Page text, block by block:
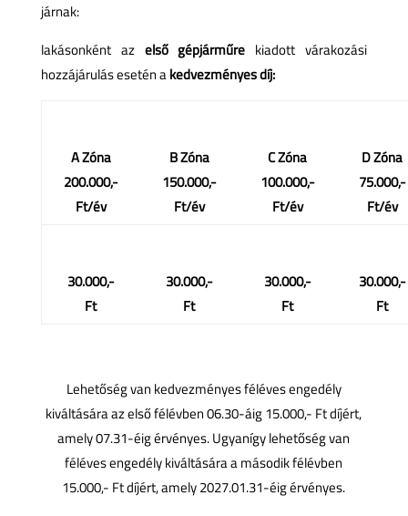
járnak:
lakásonként az első gépjárműre kiadott várakozási
hozzájárulás esetén akedvezményes díj:
A Zóna
200.000,-
Ft/év
B Zóna
150.000,-
Ft/év
C Zóna
100.000,-
Ft/év
D Zóna
75.000,-
Ft/év
30.000,-
Ft
30.000,-
Ft
30.000,-
Ft
30.000,-
Ft
Lehetőség van kedvezményes féléves engedély
kiváltására az első félévben 06.30-áig 15.000,- Ft díjért,
amely 07.31-éig érvényes. Ugyanígy lehetőség van
féléves engedély kiváltására a második félévben
15.000,- Ft díjért, amely 2027.01.31-éig érvényes.